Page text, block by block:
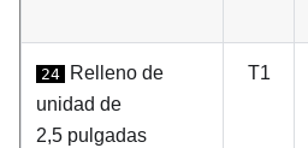
24
Relleno de
unidad de
2,5 pulgadas
T1